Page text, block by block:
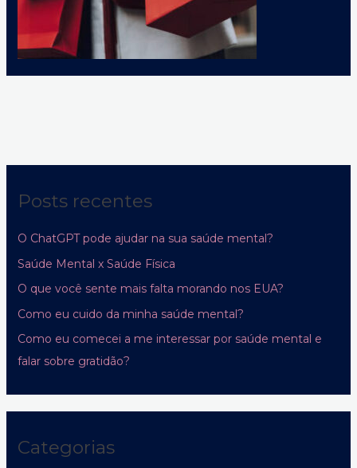
Posts recentes
O ChatGPT pode ajudar na sua saúde mental?
Saúde Mental x Saúde Física
O que você sente mais falta morando nos EUA?
Como eu cuido da minha saúde mental?
Como eu comecei a me interessar por saúde mental e
falar sobre gratidão?
Categorias